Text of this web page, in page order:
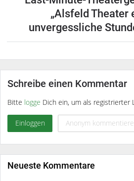
„Alsfeld Theater
unvergessliche
Schreibe einen Kommentar
Bitte logge Dich ein, um als registrierter
Einloggen Anonym
Neueste Kommentare